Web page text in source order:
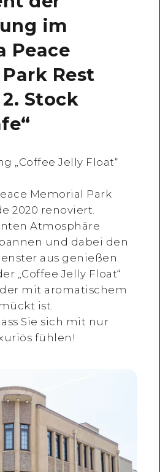
im
Peace
Rest
Stock
„Coffee Jelly Float“
Memorial Park
2020 renoviert.
Atmosphäre
und dabei den
aus genießen.
„Coffee Jelly Float“
mit aromatischem
ist.
Sie sich mit nur
fühlen!